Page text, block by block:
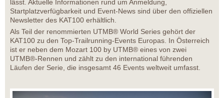
lässt. Aktuelle Informationen rund um Anmeldung,
Startplatzverfügbarkeit und Event-News sind über den offiziellen
Newsletter des KAT100 erhältlich.
Als Teil der renommierten UTMB® World Series gehört der
KAT100 zu den Top-Trailrunning-Events Europas. In Österreich
ist er neben dem Mozart 100 by UTMB® eines von zwei
UTMB®-Rennen und zählt zu den international führenden
Läufen der Serie, die insgesamt 46 Events weltweit umfasst.